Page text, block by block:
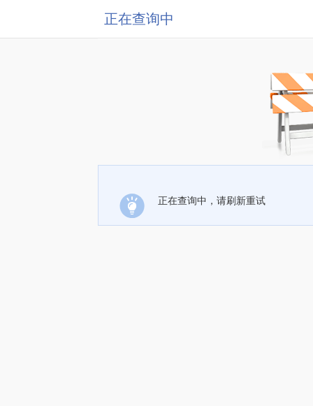
正在查询中
正在查询中，请刷新重试